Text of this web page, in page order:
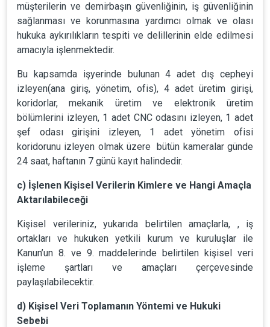
müşterilerin ve demirbaşın güvenliğinin, iş güvenliğinin
sağlanması ve korunmasına yardımcı olmak ve olası
hukuka aykırılıkların tespiti ve delillerinin elde edilmesi
amacıyla işlenmektedir.
Bu kapsamda işyerinde bulunan 4 adet dış cepheyi
izleyen(ana giriş, yönetim, ofis), 4 adet üretim girişi,
koridorlar, mekanik üretim ve elektronik üretim
bölümlerini izleyen, 1 adet CNC odasını izleyen, 1 adet
şef odası girişini izleyen, 1 adet yönetim ofisi
koridorunu izleyen olmak üzere bütün kameralar günde
24 saat, haftanın 7 günü kayıt halindedir.
c) İşlenen Kişisel Verilerin Kimlere ve Hangi Amaçla
Aktarılabileceği
Kişisel verileriniz, yukarıda belirtilen amaçlarla, , iş
ortakları ve hukuken yetkili kurum ve kuruluşlar ile
Kanun’un 8. ve 9. maddelerinde belirtilen kişisel veri
işleme şartları ve amaçları çerçevesinde
paylaşılabilecektir.
d) Kişisel Veri Toplamanın Yöntemi ve Hukuki
Sebebi